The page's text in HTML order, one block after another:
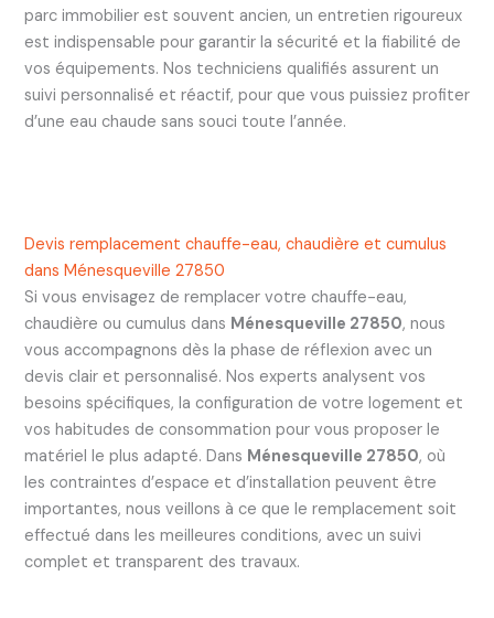
parc immobilier est souvent ancien, un entretien rigoureux
est indispensable pour garantir la sécurité et la fiabilité de
vos équipements. Nos techniciens qualifiés assurent un
suivi personnalisé et réactif, pour que vous puissiez profiter
d’une eau chaude sans souci toute l’année.
Devis remplacement chauffe-eau, chaudière et cumulus
dans Ménesqueville 27850
Si vous envisagez de remplacer votre chauffe-eau,
chaudière ou cumulus dans Ménesqueville 27850, nous
vous accompagnons dès la phase de réflexion avec un
devis clair et personnalisé. Nos experts analysent vos
besoins spécifiques, la configuration de votre logement et
vos habitudes de consommation pour vous proposer le
matériel le plus adapté. Dans Ménesqueville 27850, où
les contraintes d’espace et d’installation peuvent être
importantes, nous veillons à ce que le remplacement soit
effectué dans les meilleures conditions, avec un suivi
complet et transparent des travaux.